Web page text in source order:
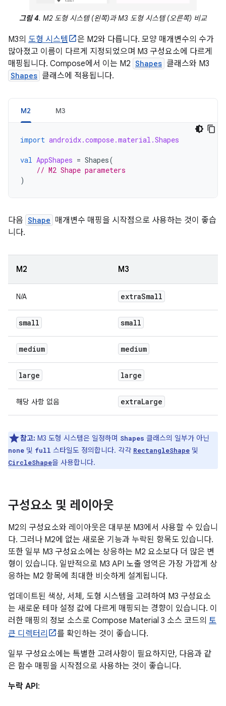
그림 4. M2 도형 시스템 (왼쪽)과 M3 도형 시스템 (오른쪽) 비교
M3의 도형 시스템
은 M2와 다릅니다. 모양 매개변수의 수가
많아졌고 이름이 다르게 지정되었으며 M3 구성요소에 다르게
매핑됩니다. Compose에서 이는 M2 Shapes 클래스와 M3
Shapes 클래스에 적용됩니다.
M2 M3
import androidx.compose.material.Shapes
val AppShapes = Shapes(
// M2 Shape parameters
)
다음 Shape 매개변수 매핑을 시작점으로 사용하는 것이 좋습
니다.
M2 M3
N/A extraSmall
small small
medium medium
large large
해당 사항 없음 extraLarge
참고: M3 도형 시스템은 일정하며 Shapes 클래스의 일부가 아닌
none 및 full 스타일도 정의합니다. 각각 RectangleShape 및
CircleShape을 사용합니다.
구성요소 및 레이아웃
M2의 구성요소와 레이아웃은 대부분 M3에서 사용할 수 있습니
다. 그러나 M2에 없는 새로운 기능과 누락된 항목도 있습니다.
또한 일부 M3 구성요소에는 상응하는 M2 요소보다 더 많은 변
형이 있습니다. 일반적으로 M3 API 노출 영역은 가장 가깝게 상
응하는 M2 항목에 최대한 비슷하게 설계됩니다.
업데이트된 색상, 서체, 도형 시스템을 고려하여 M3 구성요소
는 새로운 테마 설정 값에 다르게 매핑되는 경향이 있습니다. 이
러한 매핑의 정보 소스로 Compose Material 3 소스 코드의 토
큰 디렉터리
를 확인하는 것이 좋습니다.
일부 구성요소에는 특별한 고려사항이 필요하지만, 다음과 같
은 함수 매핑을 시작점으로 사용하는 것이 좋습니다.
누락 API: